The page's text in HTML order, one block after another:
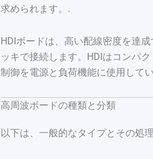
求められます。.
HDIボードは、高い配線密度を達
ッキで接続します。HDIはコンパ
制御を電源と負荷機能に使用して
高周波ボードの種類と分類
以下は、一般的なタイプとその処